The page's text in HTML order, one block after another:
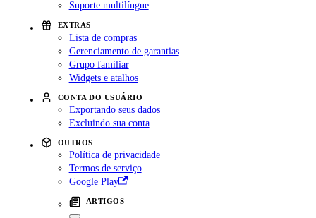
Suporte multilíngue
EXTRAS
Lista de compras
Gerenciamento de garantias
Grupo familiar
Widgets e atalhos
CONTA DO USUÁRIO
Exportando seus dados
Excluindo sua conta
OUTROS
Política de privacidade
Termos de serviço
Google Play
ARTIGOS